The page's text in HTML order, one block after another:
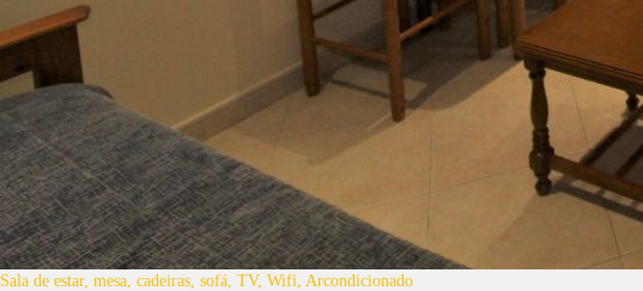
Sala de estar, mesa, cadeiras, sofá, TV, Wifi, Arcondicionado